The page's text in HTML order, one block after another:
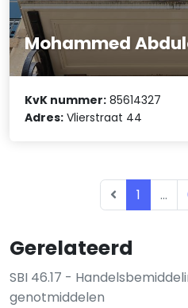
Gerelateerd
SBI 46.17 -
genotmiddelen
Mohammed
KvK nummer: 85614327
Adres: Vlierstraat 44
1 ...